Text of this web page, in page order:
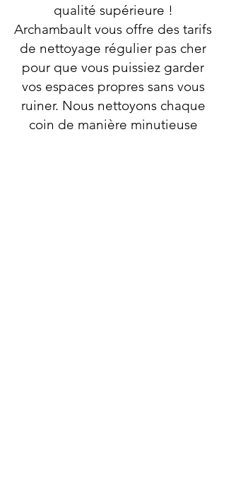
qualité supérieure !
Archambault vous offre des tarifs
de nettoyage régulier pas cher
pour que vous puissiez garder
vos espaces propres sans vous
ruiner. Nous nettoyons chaque
coin de manière minutieuse